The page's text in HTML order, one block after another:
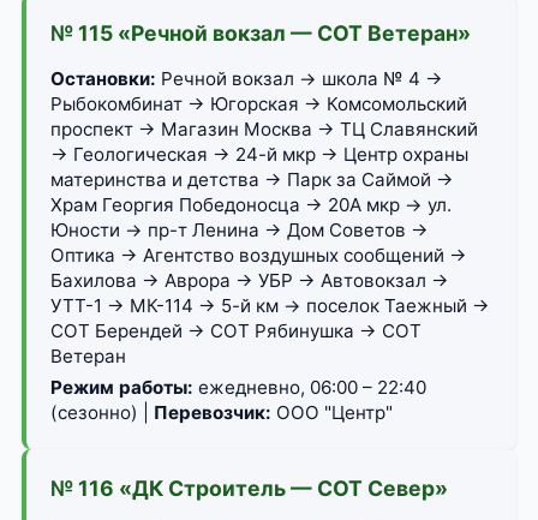
№ 115 «Речной вокзал — СОТ Ветеран»
Остановки: Речной вокзал → школа № 4 →
Рыбокомбинат → Югорская → Комсомольский
проспект → Магазин Москва → ТЦ Славянский
→ Геологическая → 24-й мкр → Центр охраны
материнства и детства → Парк за Саймой →
Храм Георгия Победоносца → 20А мкр → ул.
Юности → пр-т Ленина → Дом Советов →
Оптика → Агентство воздушных сообщений →
Бахилова → Аврора → УБР → Автовокзал →
УТТ-1 → МК-114 → 5-й км → поселок Таежный →
СОТ Берендей → СОТ Рябинушка → СОТ
Ветеран
Режим работы: ежедневно, 06:00 – 22:40
(сезонно) | Перевозчик: ООО "Центр"
№ 116 «ДК Строитель — СОТ Север»